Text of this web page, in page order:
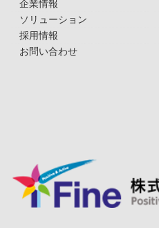
企業情報
ソリューション
採用情報
お問い合わせ